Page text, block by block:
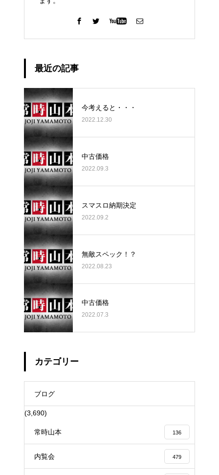
最近の記事
今考えると・・・
2022.12.30
中古価格
2022.09.3
スマスロ納期決定
2022.09.2
無敵スペック！？
2022.08.23
中古価格
2022.07.3
カテゴリー
ブログ
(3,690)
常時山本 136
内覧会 479